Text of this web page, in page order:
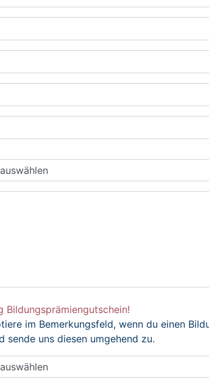
Bildungsprämiengutschein!
im Bemerkungsfeld, wenn du einen
sende uns diesen umgehend zu.